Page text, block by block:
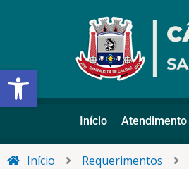
Abrir a barra de ferramentas
Início Atendimento
Início Requerimentos